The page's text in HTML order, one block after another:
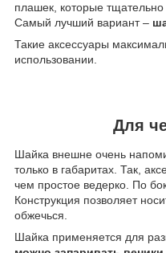
плашек, которые тщательно
Самый лучший вариант –
Такие аксессуары
использовании.
Для
Шайка внешне очень
только в габаритах. Так,
чем простое ведерко. По
Конструкция позволяет
обжечься.
Шайка применяется для